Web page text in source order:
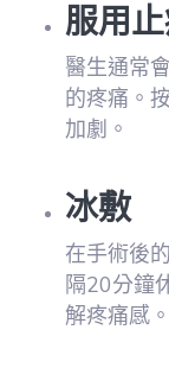
服用
醫生通常
的疼痛。
加劇。
冰敷
在手術後
隔20分鐘
解疼痛感。